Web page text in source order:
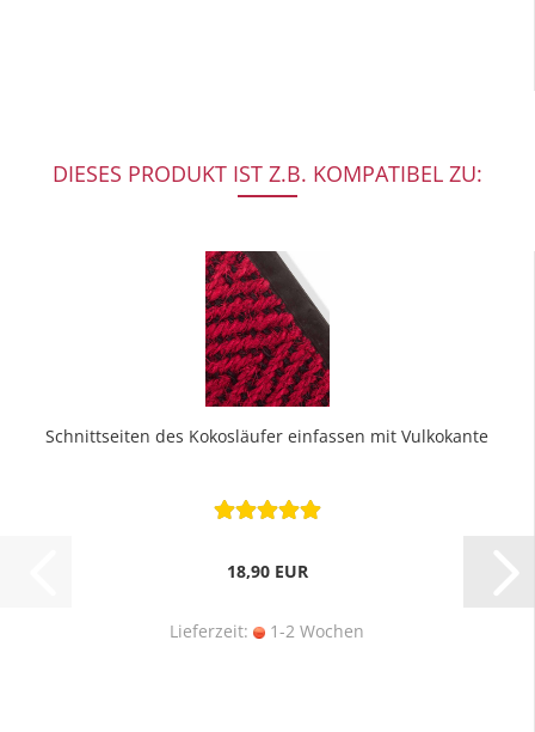
DIESES PRODUKT IST Z.B. KOMPATIBEL ZU:
Schnittseiten des Kokosläufer einfassen mit Vulkokante
18,90 EUR
Lieferzeit: 1-2 Wochen